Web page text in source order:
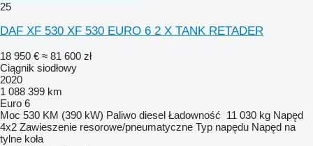
25
DAF XF 530 XF 530 EURO 6 2 X TANK RETADER
18 950 € ≈ 81 600 zł
Ciągnik siodłowy
2020
1 088 399 km
Euro 6
Moc 530 KM (390 kW) Paliwo diesel Ładowność 11 030 kg Napęd
4x2 Zawieszenie resorowe/pneumatyczne Typ napędu Napęd na
tylne koła